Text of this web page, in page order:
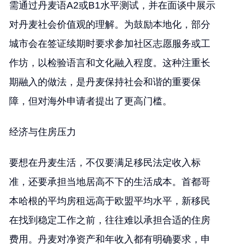
需通过丹麦语A2或B1水平测试，并在面谈中展示
对丹麦社会价值观的理解。为鼓励本地化，部分
城市会在签证续期时要求参加社区志愿服务或工
作坊，以检验语言和文化融入程度。这种注重长
期融入的做法，是丹麦保持社会和谐的重要保
障，但对海外申请者提出了更高门槛。
经济与住房压力
要想在丹麦生活，不仅要满足移民法定收入标
准，还要承担当地居高不下的生活成本。首都哥
本哈根的平均房租远高于欧盟平均水平，新移民
在找到稳定工作之前，往往难以承担合适的住房
费用。丹麦对净资产和年收入都有明确要求，申